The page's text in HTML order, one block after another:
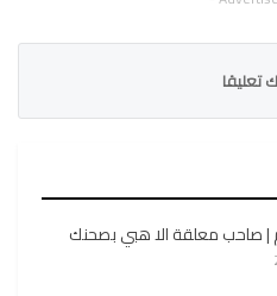
تعليقا
| صاحب معلقة الا هبي بصحنك